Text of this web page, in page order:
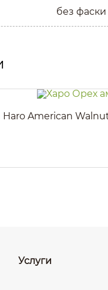
без фаски
American
Услуги